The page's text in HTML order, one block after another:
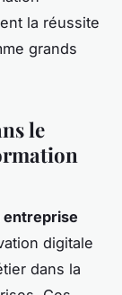
la réussite
grands
le
entreprise
digitale
dans la